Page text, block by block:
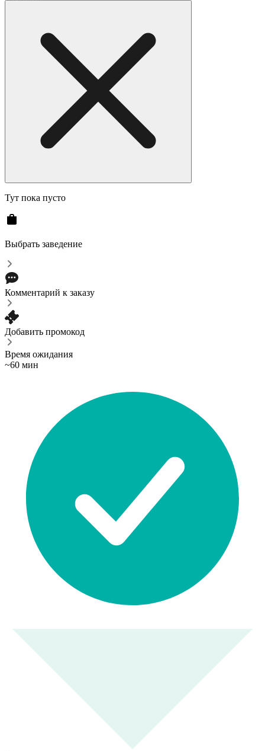
Тут пока пусто
Выбрать заведение
Комментарий к заказу
Добавить промокод
Время ожидания
~60 мин